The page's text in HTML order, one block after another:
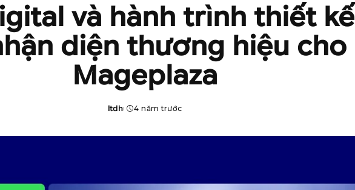
và hành trình thiết kế
diện thương hiệu cho
Mageplaza
Posted
ltdh 4 năm trước